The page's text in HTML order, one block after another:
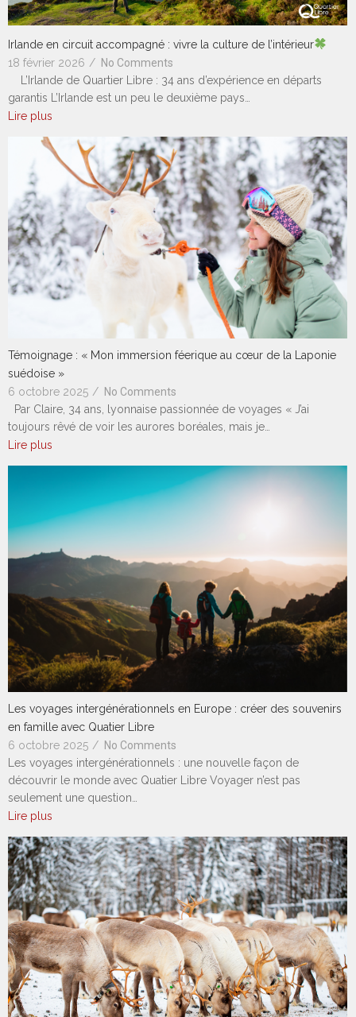
Irlande en circuit accompagné : vivre la culture de l’intérieur
18 février 2026 / No Comments
L’Irlande de Quartier Libre : 34 ans d’expérience en départs
garantis L’Irlande est un peu le deuxième pays…
Lire plus
Témoignage : « Mon immersion féerique au cœur de la Laponie
suédoise »
6 octobre 2025 / No Comments
Par Claire, 34 ans, lyonnaise passionnée de voyages « J’ai
toujours rêvé de voir les aurores boréales, mais je…
Lire plus
Les voyages intergénérationnels en Europe : créer des souvenirs
en famille avec Quatier Libre
6 octobre 2025 / No Comments
Les voyages intergénérationnels : une nouvelle façon de
découvrir le monde avec Quatier Libre Voyager n’est pas
seulement une question…
Lire plus